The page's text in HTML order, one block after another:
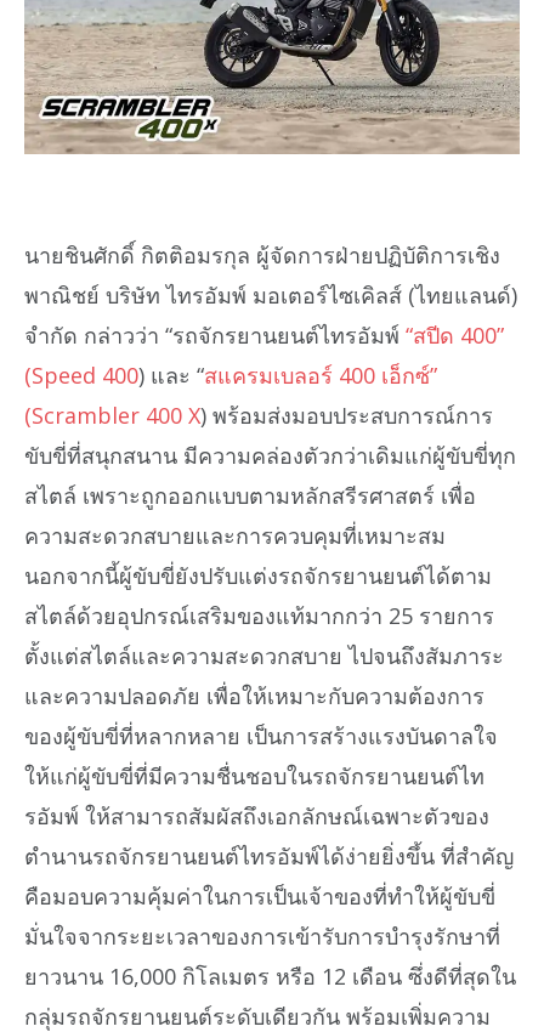
นายชินศักดิ์ กิตติอมรกุล ผู้จัดการฝ่ายปฏิบัติการเชิง
พาณิชย์ บริษัท ไทรอัมพ์ มอเตอร์ไซเคิลส์ (ไทยแลนด์)
จำกัด กล่าวว่า “รถจักรยานยนต์ไทรอัมพ์ “สปีด 400”
(Speed 400) และ “สแครมเบลอร์ 400 เอ็กซ์”
(Scrambler 400 X) พร้อมส่งมอบประสบการณ์การ
ขับขี่ที่สนุกสนาน มีความคล่องตัวกว่าเดิมแก่ผู้ขับขี่ทุก
สไตล์ เพราะถูกออกแบบตามหลักสรีรศาสตร์ เพื่อ
ความสะดวกสบายและการควบคุมที่เหมาะสม
นอกจากนี้ผู้ขับขี่ยังปรับแต่งรถจักรยานยนต์ได้ตาม
สไตล์ด้วยอุปกรณ์เสริมของแท้มากกว่า 25 รายการ
ตั้งแต่สไตล์และความสะดวกสบาย ไปจนถึงสัมภาระ
และความปลอดภัย เพื่อให้เหมาะกับความต้องการ
ของผู้ขับขี่ที่หลากหลาย เป็นการสร้างแรงบันดาลใจ
ให้แก่ผู้ขับขี่ที่มีความชื่นชอบในรถจักรยานยนต์ไท
รอัมพ์ ให้สามารถสัมผัสถึงเอกลักษณ์เฉพาะตัวของ
ตำนานรถจักรยานยนต์ไทรอัมพ์ได้ง่ายยิ่งขึ้น ที่สำคัญ
คือมอบความคุ้มค่าในการเป็นเจ้าของที่ทำให้ผู้ขับขี่
มั่นใจจากระยะเวลาของการเข้ารับการบำรุงรักษาที่
ยาวนาน 16,000 กิโลเมตร หรือ 12 เดือน ซึ่งดีที่สุดใน
กลุ่มรถจักรยานยนต์ระดับเดียวกัน พร้อมเพิ่มความ